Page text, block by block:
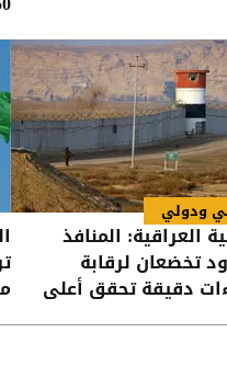
ودولي
العراقية: المنافذ
تخضعان لرقابة
دقيقة تحقق أعلى